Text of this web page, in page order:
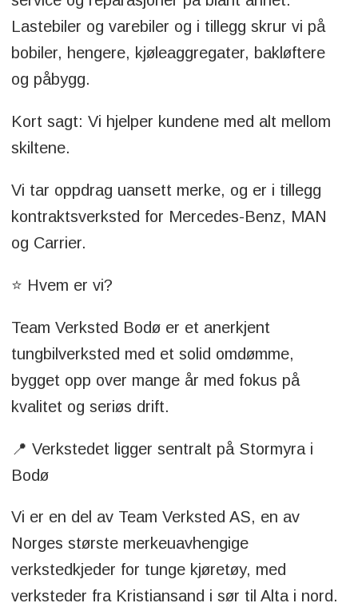
Lastebiler og varebiler og i tillegg skrur vi på
bobiler, hengere, kjøleaggregater, bakløftere
og påbygg.
Kort sagt: Vi hjelper kundene med alt mellom
skiltene.
Vi tar oppdrag uansett merke, og er i tillegg
kontraktsverksted for Mercedes-Benz, MAN
og Carrier.
⭐ Hvem er vi?
Team Verksted Bodø er et anerkjent
tungbilverksted med et solid omdømme,
bygget opp over mange år med fokus på
kvalitet og seriøs drift.
📍 Verkstedet ligger sentralt på Stormyra i
Bodø
Vi er en del av Team Verksted AS, en av
Norges største merkeuavhengige
verkstedkjeder for tunge kjøretøy, med
verksteder fra Kristiansand i sør til Alta i nord.